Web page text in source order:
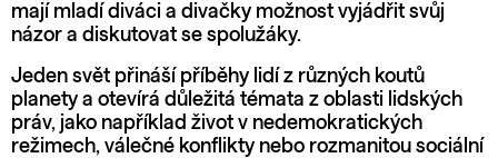
mají mladí diváci a divačky možnost vyjádřit svůj
názor a diskutovat se spolužáky.
Jeden svět přináší příběhy lidí z různých koutů
planety a otevírá důležitá témata z oblasti lidských
práv, jako například život v nedemokratických
režimech, válečné konflikty nebo rozmanitou sociální